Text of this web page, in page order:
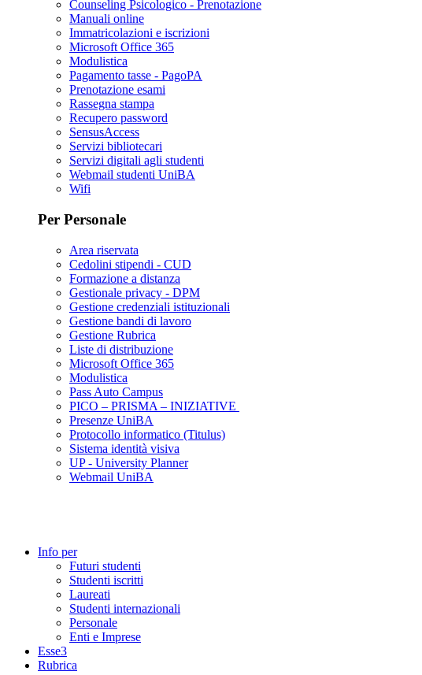
Counseling Psicologico - Prenotazione
Manuali online
Immatricolazioni e iscrizioni
Microsoft Office 365
Modulistica
Pagamento tasse - PagoPA
Prenotazione esami
Rassegna stampa
Recupero password
SensusAccess
Servizi bibliotecari
Servizi digitali agli studenti
Webmail studenti UniBA
Wifi
Per Personale
Area riservata
Cedolini stipendi - CUD
Formazione a distanza
Gestionale privacy - DPM
Gestione credenziali istituzionali
Gestione bandi di lavoro
Gestione Rubrica
Liste di distribuzione
Microsoft Office 365
Modulistica
Pass Auto Campus
PICO – PRISMA – INIZIATIVE
Presenze UniBA
Protocollo informatico (Titulus)
Sistema identità visiva
UP - University Planner
Webmail UniBA
Info per
Futuri studenti
Studenti iscritti
Laureati
Studenti internazionali
Personale
Enti e Imprese
Esse3
Rubrica